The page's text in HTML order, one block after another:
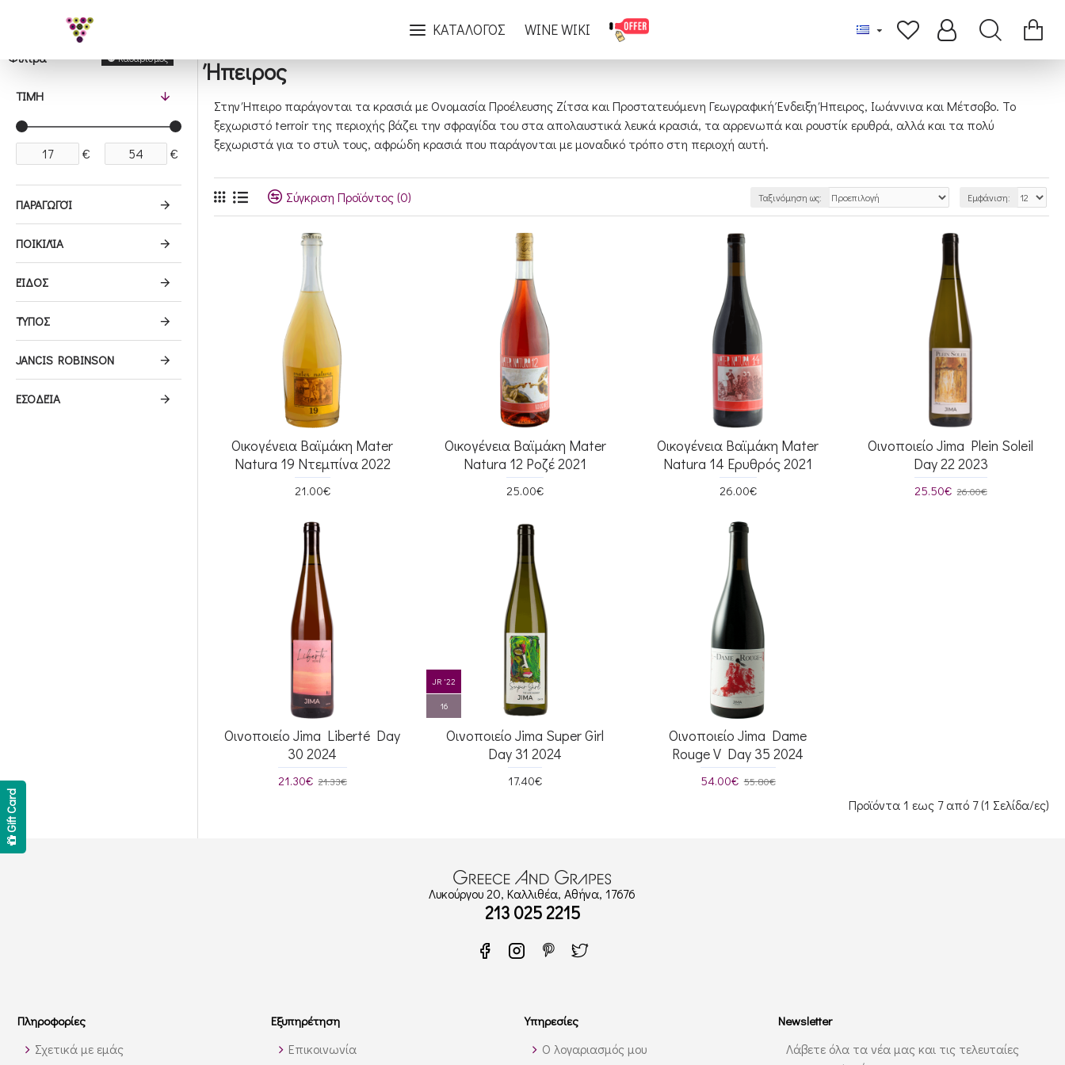
ΚΑΤΑΛΟΓΟΣ WINE WIKI
Ήπειρος
Φίλτρα Καθαρισμός
ΤΙΜΉ
€ €
ΠΑΡΑΓΩΓΟΊ
ΕΣΟΔΕΊΑ
JANCIS ROBINSON
ΠΟΙΚΙΛΊΑ
ΕΊΔΟΣ
ΤΎΠΟΣ
Ήπειρος
Στην Ήπειρο παράγονται τα κρασιά με Ονομασία Προέλευσης Ζίτσα και Προστατευόμενη Γεωγραφική Ένδειξη Ήπειρος, Ιωάννινα και Μέτσοβο. Το
ξεχωριστό terroir της περιοχής βάζει την σφραγίδα του στα απολαυστικά λευκά κρασιά, τα αρρενωπά και ρουστίκ ερυθρά, αλλά και τα πολύ
ξεχωριστά για το στυλ τους, αφρώδη κρασιά που παράγονται με μοναδικό τρόπο στη περιοχή αυτή.
Σύγκριση Προϊόντος (0) Ταξινόμηση ως: Εμφάνιση:
Οικογένεια Βαϊμάκη Mater
Natura 19 Ντεμπίνα 2022
21.00€
Οικογένεια Βαϊμάκη Mater
Natura 12 Ροζέ 2021
25.00€
Οικογένεια Βαϊμάκη Mater
Natura 14 Ερυθρός 2021
26.00€
Οινοποιείο Jima Plein Soleil
Day 22 2023
25.50€ 26.00€
Οινοποιείο Jima Liberté Day
30 2024
21.30€ 21.33€
JR '22
16
Οινοποιείο Jima Super Girl
Day 31 2024
17.40€
Οινοποιείο Jima Dame
Rouge V Day 35 2024
54.00€ 55.80€
Προϊόντα 1 εως 7 από 7 (1 Σελίδα/ες)
Gift Card
Λυκούργου 20, Καλλιθέα, Αθήνα, 17676
213 025 2215
Πληροφορίες
Σχετικά με εμάς
Εξυπηρέτηση
Επικοινωνία
Υπηρεσίες
Ο λογαριασμός μου
Newsletter
Λάβετε όλα τα νέα μας και τις τελευταίες